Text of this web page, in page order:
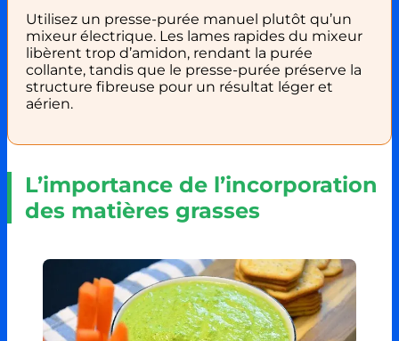
Utilisez un presse-purée manuel plutôt qu’un
mixeur électrique. Les lames rapides du mixeur
libèrent trop d’amidon, rendant la purée
collante, tandis que le presse-purée préserve la
structure fibreuse pour un résultat léger et
aérien.
L’importance de l’incorporation
des matières grasses